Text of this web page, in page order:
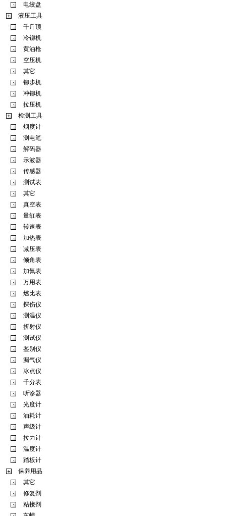
电绞盘
液压工具
千斤顶
冷铆机
黄油枪
空压机
其它
铆步机
冲铆机
拉压机
检测工具
烟度计
测电笔
解码器
示波器
传感器
测试表
其它
真空表
量缸表
转速表
加热表
减压表
倾角表
加氟表
万用表
燃比表
探伤仪
测温仪
折射仪
测试仪
鉴别仪
漏气仪
冰点仪
千分表
听诊器
光度计
油耗计
声级计
拉力计
温度计
踏板计
保养用品
其它
修复剂
粘接剂